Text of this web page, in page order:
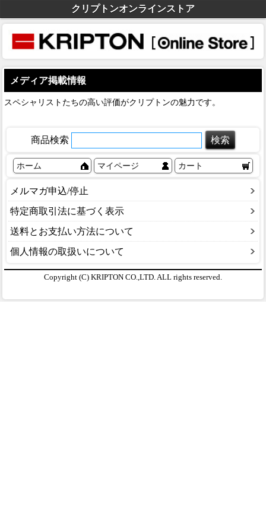
クリプトンオンラインストア
メディア掲載情報
スペシャリストたちの高い評価がクリプトンの魅力です。
商品検索
ホーム マイページ カート
メルマガ申込/停止
特定商取引法に基づく表示
送料とお支払い方法について
個人情報の取扱いについて
Copyright (C) KRIPTON CO.,LTD. ALL rights reserved.